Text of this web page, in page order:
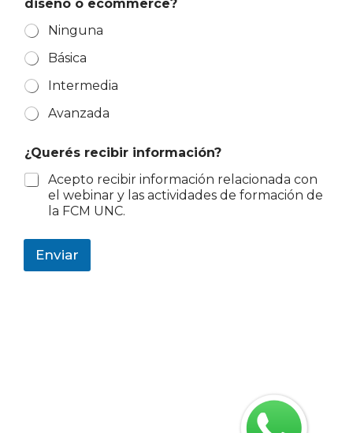
diseño o ecommerce?
Ninguna
Básica
Intermedia
Avanzada
i
s
e
r
n
¿Querés recibir información?
Acepto recibir información relacionada con
el webinar y las actividades de formación de
la FCM UNC.
Enviar